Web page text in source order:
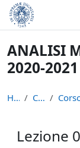
Skip to main content
ANALISI
2020-2021
Home Courses
Lezione